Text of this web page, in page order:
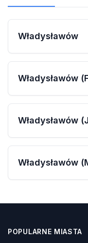
Władysławów
Władysławów
Władysławów
Władysławów
POPULARNE MIASTA